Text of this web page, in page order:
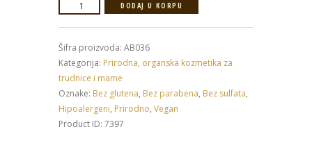
kupka
za
intimnu
regiju
200ml
količina
DODAJ U KORPU
Šifra proizvoda: AB036
Kategorija: Prirodna, organska kozmetika za
trudnice i mame
Oznake: Bez glutena, Bez parabena, Bez sulfata,
Hipoalergeni, Prirodno, Vegan
Product ID: 7397